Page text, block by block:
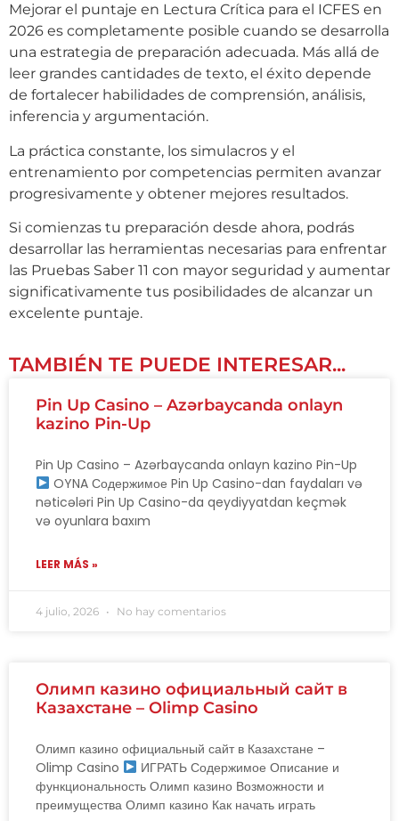
Mejorar el puntaje en Lectura Crítica para el ICFES en
2026 es completamente posible cuando se desarrolla
una estrategia de preparación adecuada. Más allá de
leer grandes cantidades de texto, el éxito depende
de fortalecer habilidades de comprensión, análisis,
inferencia y argumentación.
La práctica constante, los simulacros y el
entrenamiento por competencias permiten avanzar
progresivamente y obtener mejores resultados.
Si comienzas tu preparación desde ahora, podrás
desarrollar las herramientas necesarias para enfrentar
las Pruebas Saber 11 con mayor seguridad y aumentar
significativamente tus posibilidades de alcanzar un
excelente puntaje.
TAMBIÉN TE PUEDE INTERESAR...
Pin Up Casino – Azərbaycanda onlayn
kazino Pin-Up
Pin Up Casino – Azərbaycanda onlayn kazino Pin-Up
OYNA Содержимое Pin Up Casino-dan faydaları və
nəticələri Pin Up Casino-da qeydiyyatdan keçmək
və oyunlara baxım
LEER MÁS »
4 julio, 2026 No hay comentarios
Олимп казино официальный сайт в
Казахстане – Olimp Casino
Олимп казино официальный сайт в Казахстане –
Olimp Casino
ИГРАТЬ Содержимое Описание и
функциональность Олимп казино Возможности и
преимущества Олимп казино Как начать играть